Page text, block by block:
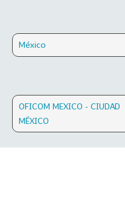
México
OFICOM MEXICO - CIUDAD
MÉXICO